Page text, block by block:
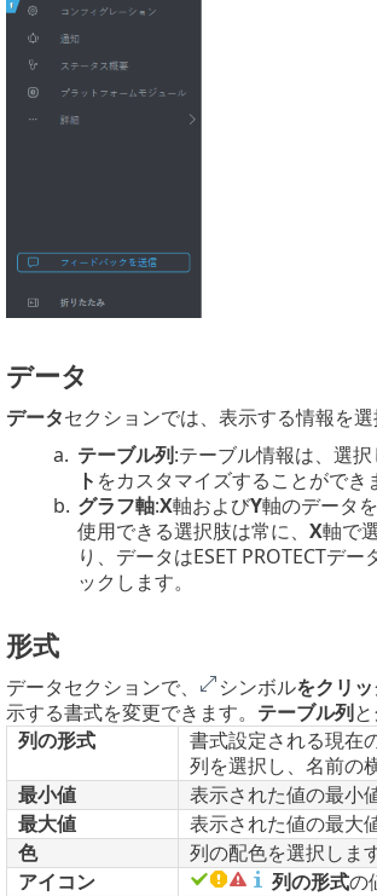
データ
データセクションでは、表示する情報を選
a. テーブル列:テーブル情報は、選
ト をカスタマイズすることができ
b. グラフ軸:X軸およびY軸のデータ
使用できる選択肢は常に、 X軸で
り、データはESET PROTECTデ
ックします。
形式
データセクションで、 シンボルをクリ
示する書式を変更できます。 テーブル列と
列の形式
書式設定される現在
列を選択し、名前の
最小値
表示された値の最小
最大値
表示された値の最大
色
列の配色を選択しま
アイコン
列の形式の